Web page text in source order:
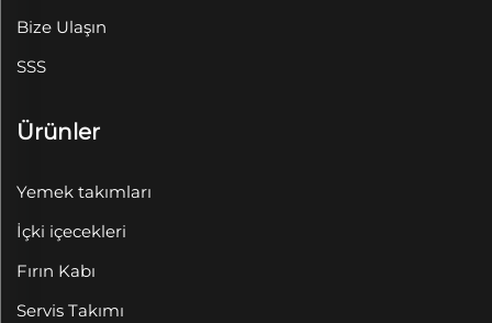
Bize Ulaşın
SSS
Ürünler
Yemek takımları
İçki içecekleri
Fırın Kabı
Servis Takımı